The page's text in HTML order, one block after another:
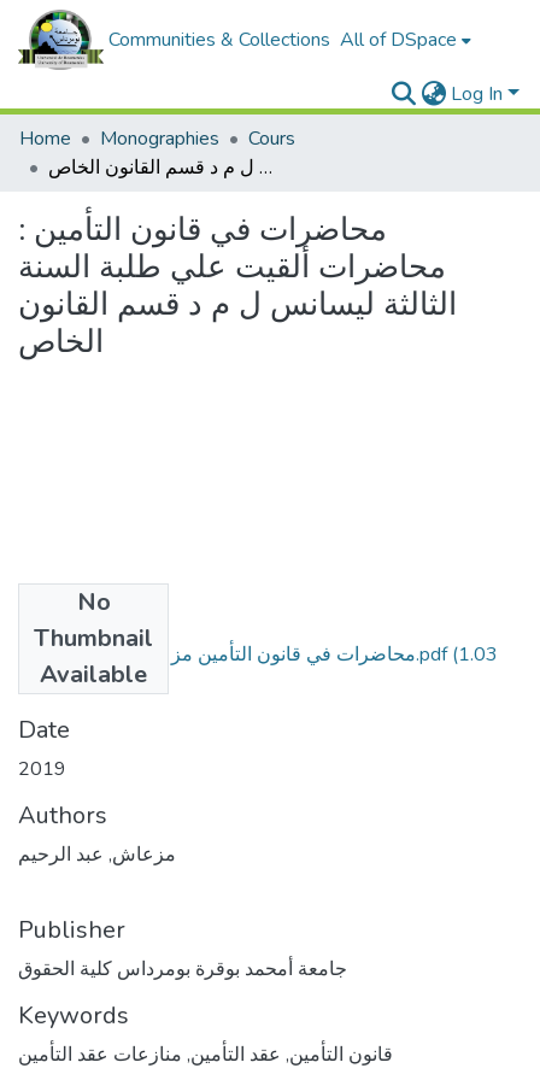
Communities & Collections All of DSpace
Log In
Home
Monographies
Cours
محاضرات في قانون التأمين : محاضرات ألقيت علي طلبة السنة الثالثة ليسانس ل م د قسم القانون الخاص
محاضرات في قانون التأمين :
محاضرات ألقيت علي طلبة السنة
الثالثة ليسانس ل م د قسم القانون
الخاص
No
Thumbnail
Available
محاضرات في قانون التأمين مزعاش عبد الرحيم-1.pdf(1.03
MB)
Date
2019
Authors
مزعاش, عبد الرحيم
Publisher
جامعة أمحمد بوقرة بومرداس كلية الحقوق
Keywords
قانون التأمين, عقد التأمين, منازعات عقد التأمين